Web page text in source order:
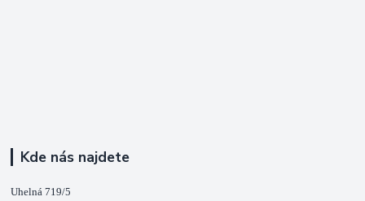
Kde nás najdete
Uhelná 719/5